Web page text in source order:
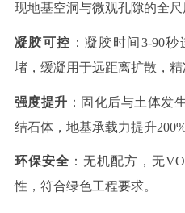
现地基空洞与微观孔隙的全尺
凝胶可控 ：凝胶时间 3-90秒
堵，缓凝用于远距离扩散，精
强度提升 ：固化后与土体发
结石体，地基承载力提升
环保安全 ：无机配方，无
性，符合绿色工程要求。